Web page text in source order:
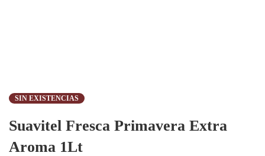
SIN EXISTENCIAS
Suavitel Fresca Primavera Extra
Aroma 1Lt